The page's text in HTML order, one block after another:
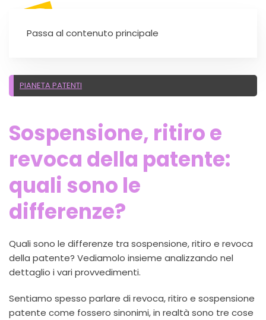
Passa al contenuto principale
PIANETA PATENTI
Sospensione, ritiro e
revoca della patente:
quali sono le
differenze?
Quali sono le differenze tra sospensione, ritiro e revoca
della patente? Vediamolo insieme analizzando nel
dettaglio i vari provvedimenti.
Sentiamo spesso parlare di revoca, ritiro e sospensione
patente come fossero sinonimi, in realtà sono tre cose